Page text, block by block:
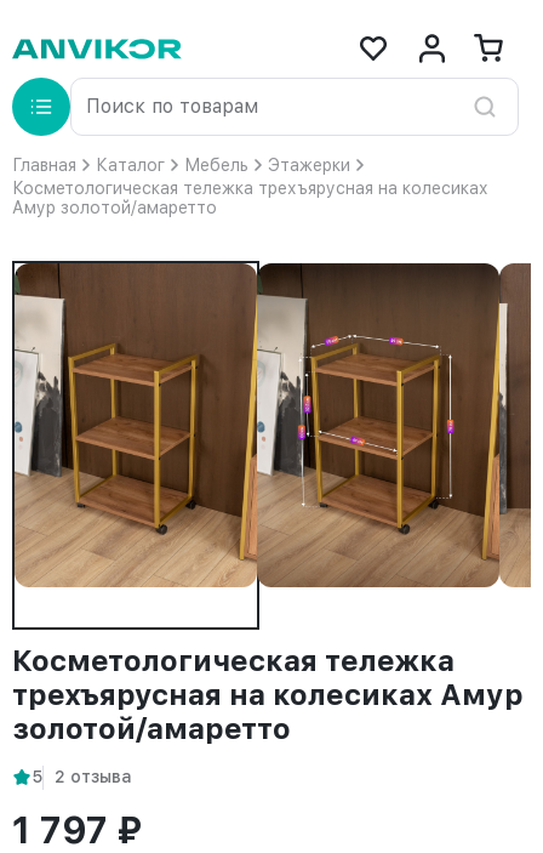
Главная Каталог Мебель
Этажерки
Косметологическая тележка трехъярусная на колесиках
Амур золотой/амаретто
Косметологическая тележка
трехъярусная на колесиках Амур
золотой/амаретто
5 2 отзыва
1 797 ₽